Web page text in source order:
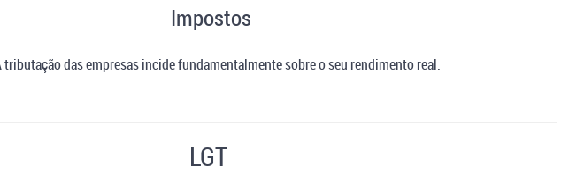
Impostos
tributação das empresas incide fundamentalmente sobre o seu rendimento real.
LGT